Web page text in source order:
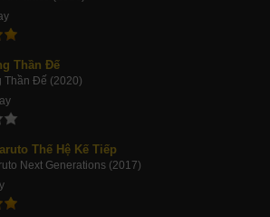
Thần Đế
Thần Đế (2020)
Thế Hệ Kế Tiếp
Next Generations (2017)